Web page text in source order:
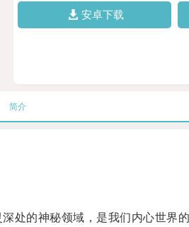
安卓下载
简介
的神秘领域，是我们内心世界的